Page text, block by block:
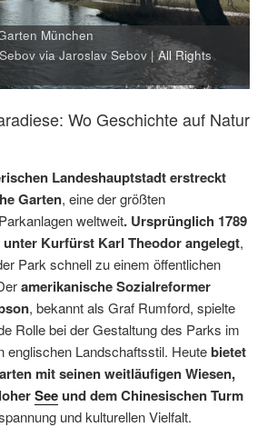
München
via Jaroslav Sebov | All Rights
Wo Geschichte auf Natur
Landeshauptstadt erstreckt
Garten, eine der größten
weltweit. Ursprünglich 1789
Kurfürst Karl Theodor angelegt,
Park schnell zu einem öffentlichen
amerikanische Sozialreformer
, bekannt als Graf Rumford, spielte
Rolle bei der Gestaltung des Parks im
englischen Landschaftsstil. Heutebietet
mit seinen weitläufigen Wiesen,
Seeund dem Chinesischen Turm
und kulturellen Vielfalt.